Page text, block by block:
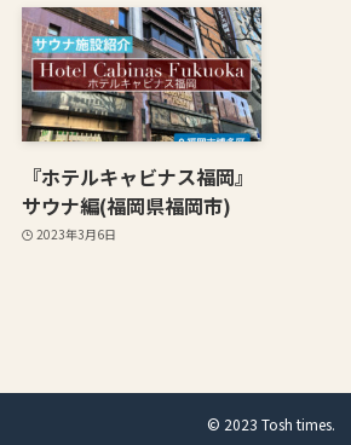
『ホテルキャビナス福岡』
サウナ編(福岡県福岡市)
2023年3月6日
© 2023 Tosh times.